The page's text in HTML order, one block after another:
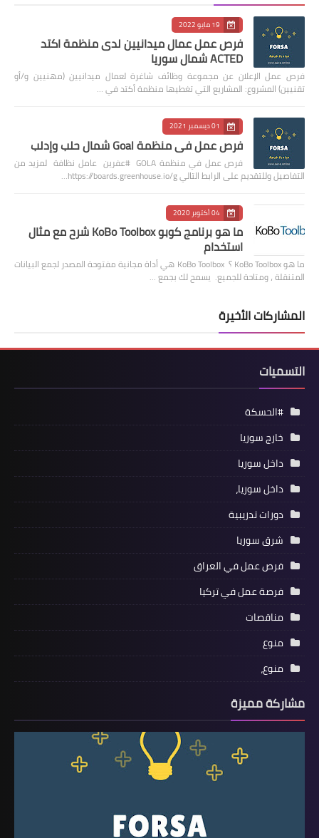
19 مايو 2022
فرص عمل عمال ميدانيين لدى منظمة اكتد
ACTED شمال سوريا
فرص عمل الإعلان عن مجموعة وظائف شاغرة لعمال ميدانيين (مهنيين و/أو
تقنيين) المشروع: المشاريع التي تغطيها منظمة أكتد في …
01 ديسمبر 2021
فرص عمل في منظمة Goal شمال حلب وإدلب
فرص عمل في منظمة GOLA #عفرين عامل نظافة لمزيد من
التفاصيل وللتقديم على الرابط التالي https://boards.greenhouse.io/g…
04 أكتوبر 2020
ما هو برنامج كوبو KoBo Toolbox شرح مع مثال
استخدام
ما هو KoBo Toolbox ؟ KoBo Toolbox هي أداة مجانية مفتوحة المصدر لجمع البيانات
المتنقلة ، ومتاحة للجميع. يسمح لك بجمع …
المشاركات الأخيرة
التسميات
#الحسكة
خارج سوريا
داخل سوريا
داخل سوريا،
دورات تدريبية
شرق سوريا
فرص عمل في العراق
فرصة عمل في تركيا
مناقصات
منوع
منوع،
مشاركة مميزة